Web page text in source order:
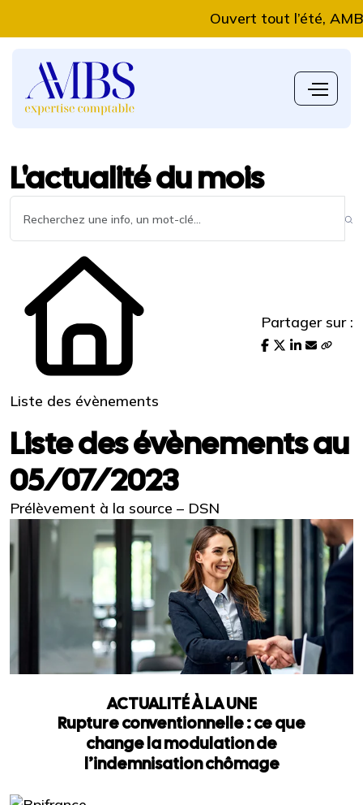
Ouvert tout l’été, AMBS
L'actualité du mois
Liste des évènements
Partager sur :
Liste des évènements au
05/07/2023
Prélèvement à la source – DSN
ACTUALITÉ À LA UNE
Rupture conventionnelle : ce que
change la modulation de
l’indemnisation chômage